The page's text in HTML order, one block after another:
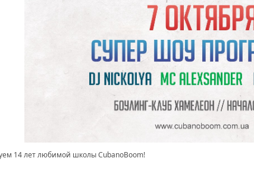
14 лет любимой школы CubanoBoom!